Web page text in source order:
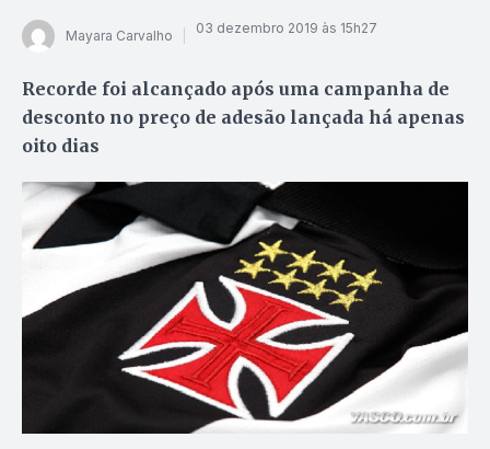
Mayara Carvalho 03 dezembro 2019 às 15h27
Recorde foi alcançado após uma campanha de
desconto no preço de adesão lançada há apenas
oito dias